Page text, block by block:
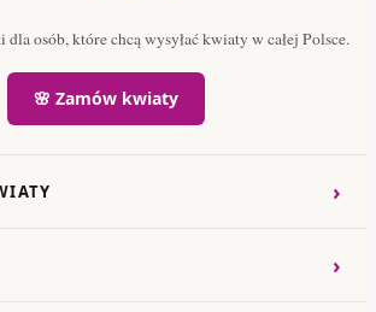
osób, które chcą wysyłać kwiaty w całej Polsce.
🌸 Zamów kwiaty
›
›